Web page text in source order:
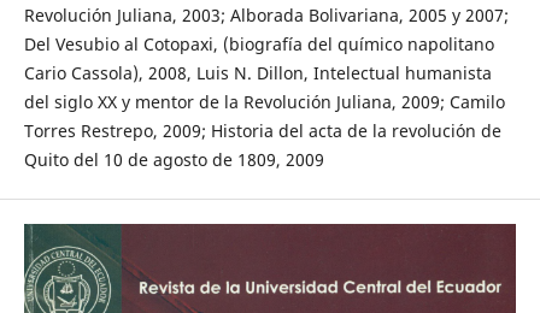
Revolución Juliana, 2003; Alborada Bolivariana, 2005 y 2007;
Del Vesubio al Cotopaxi, (biografía del químico napolitano
Cario Cassola), 2008, Luis N. Dillon, Intelectual humanista
del siglo XX y mentor de la Revolución Juliana, 2009; Camilo
Torres Restrepo, 2009; Historia del acta de la revolución de
Quito del 10 de agosto de 1809, 2009